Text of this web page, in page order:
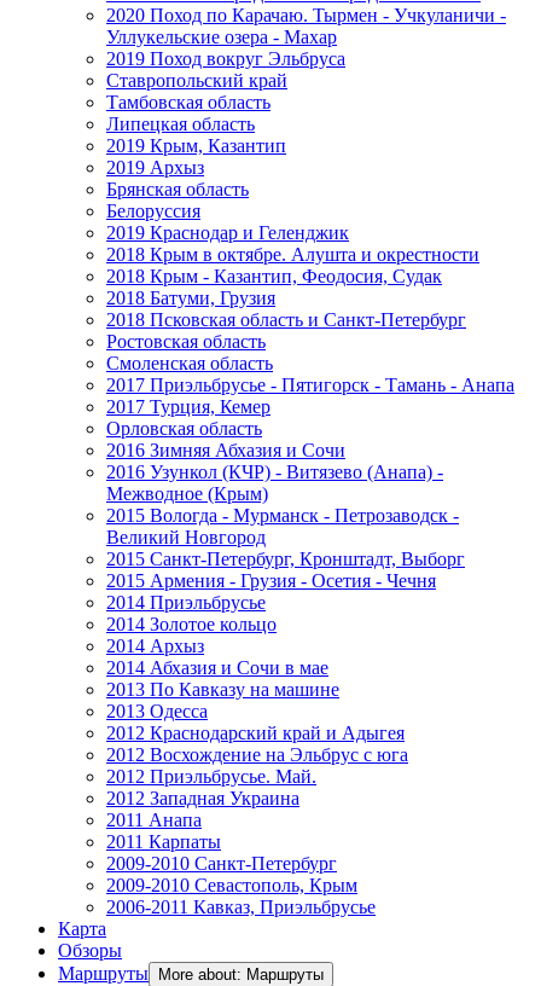
2020 Поход по Карачаю. Тырмен - Учкуланичи -
Уллукельские озера - Махар
2019 Поход вокруг Эльбруса
Ставропольский край
Тамбовская область
Липецкая область
2019 Крым, Казантип
2019 Архыз
Брянская область
Белоруссия
2019 Краснодар и Геленджик
2018 Крым в октябре. Алушта и окрестности
2018 Крым - Казантип, Феодосия, Судак
2018 Батуми, Грузия
2018 Псковская область и Санкт-Петербург
Ростовская область
Смоленская область
2017 Приэльбрусье - Пятигорск - Тамань - Анапа
2017 Турция, Кемер
Орловская область
2016 Зимняя Абхазия и Сочи
2016 Узункол (КЧР) - Витязево (Анапа) -
Межводное (Крым)
2015 Вологда - Мурманск - Петрозаводск -
Великий Новгород
2015 Санкт-Петербург, Кронштадт, Выборг
2015 Армения - Грузия - Осетия - Чечня
2014 Приэльбрусье
2014 Золотое кольцо
2014 Архыз
2014 Абхазия и Сочи в мае
2013 По Кавказу на машине
2013 Одесса
2012 Краснодарский край и Адыгея
2012 Восхождение на Эльбрус с юга
2012 Приэльбрусье. Май.
2012 Западная Украина
2011 Анапа
2011 Карпаты
2009-2010 Санкт-Петербург
2009-2010 Севастополь, Крым
2006-2011 Кавказ, Приэльбрусье
Карта
Обзоры
Маршруты
More about: Маршруты